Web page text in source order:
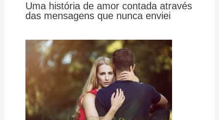
Uma história de amor contada através
das mensagens que nunca enviei